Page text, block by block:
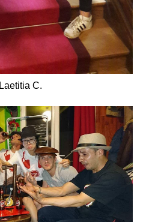
Laetitia C.